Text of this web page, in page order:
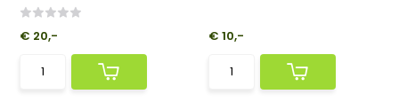
€ 20,- € 10,-